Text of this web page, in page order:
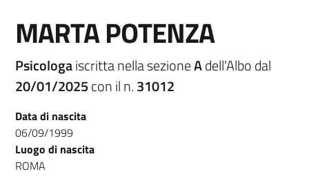
MARTA POTENZA
Psicologaiscritta nella sezioneAdell'Albo dal
20/01/2025con il n.31012
Data di nascita
06/09/1999
Luogo di nascita
ROMA